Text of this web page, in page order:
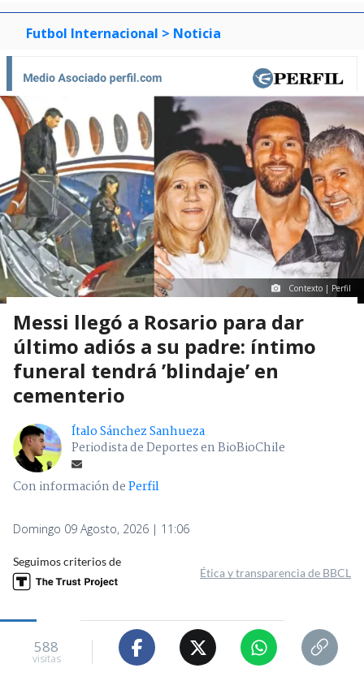
Futbol Internacional > Noticia
Contexto | Perfil
Messi llegó a Rosario para dar
último adiós a su padre: íntimo
funeral tendrá ’blindaje’ en
cementerio
Ítalo Sánchez Sanhueza
Periodista de Deportes en BioBioChile
Con información dePerfil
Domingo 09 Agosto, 2026 | 11:06
Seguimos criterios de
Ética y transparencia de BBCL
588
visitas